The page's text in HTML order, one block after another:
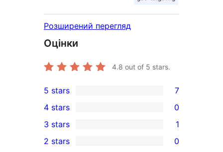
Розширений перегляд
Оцінки
4.8 out of 5 stars.
7
5-
star
reviews
5 stars 7
4-
star
4 stars 0
1
3-
3 stars 1
2 stars 0